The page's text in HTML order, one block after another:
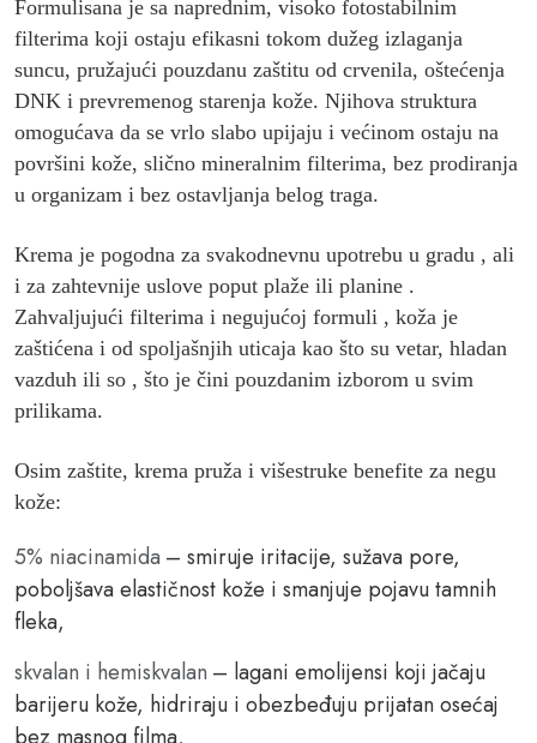
Formulisana je sa naprednim, visoko fotostabilnim
filterima koji ostaju efikasni tokom dužeg izlaganja
suncu, pružajući pouzdanu zaštitu od crvenila, oštećenja
DNK i prevremenog starenja kože. Njihova struktura
omogućava da se vrlo slabo upijaju i većinom ostaju na
površini kože, slično mineralnim filterima, bez prodiranja
u organizam i bez ostavljanja belog traga.
Krema je pogodna za svakodnevnu upotrebu u gradu , ali
i za zahtevnije uslove poput plaže ili planine .
Zahvaljujući filterima i negujućoj formuli , koža je
zaštićena i od spoljašnjih uticaja kao što su vetar, hladan
vazduh ili so , što je čini pouzdanim izborom u svim
prilikama.
Osim zaštite, krema pruža i višestruke benefite za negu
kože:
5% niacinamida – smiruje iritacije, sužava pore,
poboljšava elastičnost kože i smanjuje pojavu tamnih
fleka,
skvalan i hemiskvalan – lagani emolijensi koji jačaju
barijeru kože, hidriraju i obezbeđuju prijatan osećaj